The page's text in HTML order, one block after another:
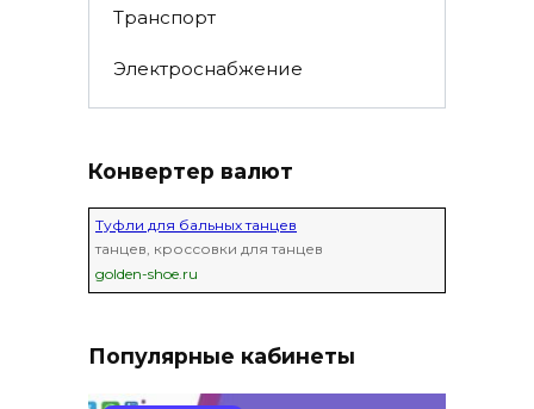
Транспорт
Электроснабжение
Конвертер валют
Туфли для бальных танцев
танцев, кроссовки для танцев
golden-shoe.ru
Популярные кабинеты